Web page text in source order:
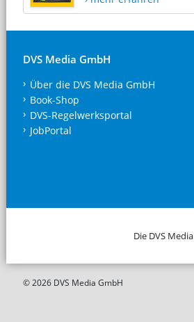
DVS Media GmbH
Über die DVS Media GmbH
Book-Shop
DVS-Regelwerksportal
JobPortal
Die DVS
© 2026 DVS Media GmbH